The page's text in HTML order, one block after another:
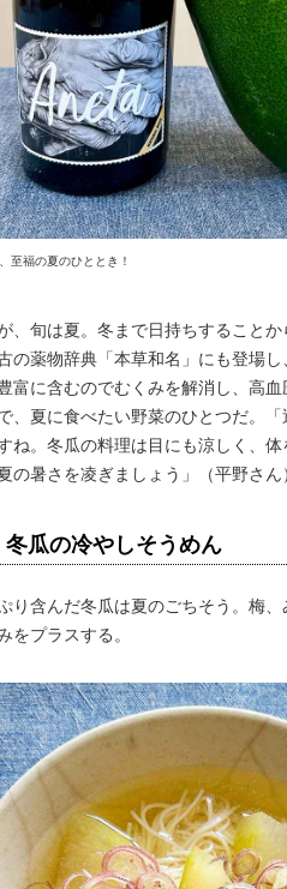
至福の夏のひととき！
、旬は夏。冬まで日持ちすること
の薬物辞典「本草和名」にも登場
富に含むのでむくみを解消し、高
、夏に食べたい野菜のひとつだ。
ね。冬瓜の料理は目にも涼しく、
の暑さを凌ぎましょう」（平野さん
冬瓜の冷やしそうめん
り含んだ冬瓜は夏のごちそう。梅
をプラスする。